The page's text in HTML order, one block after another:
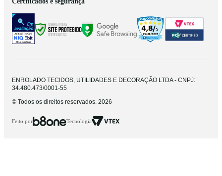
ENROLADO TECIDOS, UTILIDADES E DECORAÇÃO LTDA - CNPJ:
34.480.473/0001-55
© Todos os direitos reservados. 2026
Feito por Tecnologia